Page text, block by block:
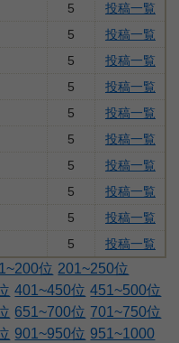
5
投稿一覧
5
投稿一覧
5
投稿一覧
5
投稿一覧
5
投稿一覧
5
投稿一覧
5
投稿一覧
5
投稿一覧
5
投稿一覧
5 投稿一覧
位 201~250位
401~450位 451~500位
651~700位 701~750位
901~950位 951~1000